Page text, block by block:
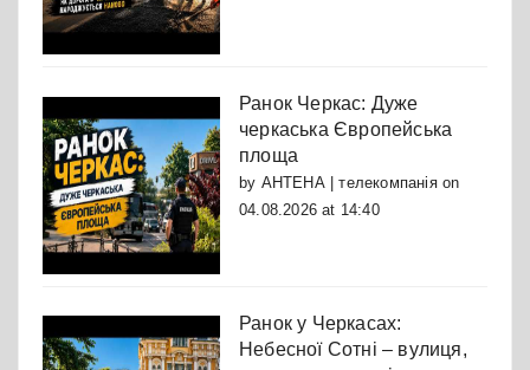
Ранок Черкас: Дуже
черкаська Європейська
площа
by АНТЕНА | телекомпаніяon
04.08.2026 at 14:40
Ранок у Черкасах:
Небесної Сотні – вулиця,